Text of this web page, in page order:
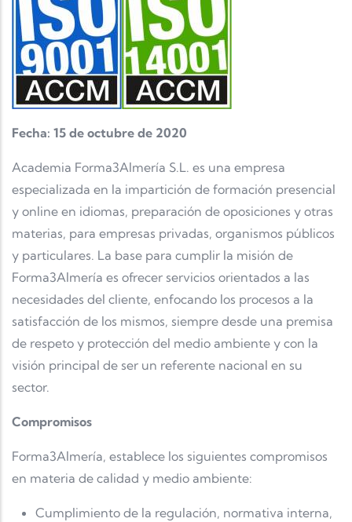
Fecha: 15 de octubre de 2020
Academia Forma3Almería S.L. es una empresa
especializada en la impartición de formación presencial
y online en idiomas, preparación de oposiciones y otras
materias, para empresas privadas, organismos públicos
y particulares. La base para cumplir la misión de
Forma3Almería es ofrecer servicios orientados a las
necesidades del cliente, enfocando los procesos a la
satisfacción de los mismos, siempre desde una premisa
de respeto y protección del medio ambiente y con la
visión principal de ser un referente nacional en su
sector.
Compromisos
Forma3Almería, establece los siguientes compromisos
en materia de calidad y medio ambiente:
Cumplimiento de la regulación, normativa interna,